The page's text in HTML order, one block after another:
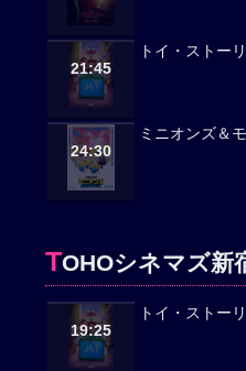
21:45
トイ・ストー
24:30
ミニオンズ＆
TOHOシネマズ新
19:25
トイ・ストー